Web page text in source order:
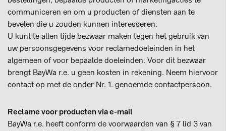
communiceren en om u producten of diensten aan te
bevelen die u zouden kunnen interesseren.
U kunt te allen tijde bezwaar maken tegen het gebruik van
uw persoonsgegevens voor reclamedoeleinden in het
algemeen of voor bepaalde doeleinden. Voor dit bezwaar
brengt BayWa r.e. u geen kosten in rekening. Neem hiervoor
contact op met de onder Nr. 1. genoemde contactpersoon.
Reclame voor producten via e-mail
BayWa r.e. heeft conform de voorwaarden van § 7 lid 3 van